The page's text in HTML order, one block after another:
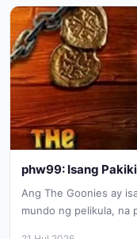
phw99: Isang
Ang The Goonies ay
mundo ng pelikula, na